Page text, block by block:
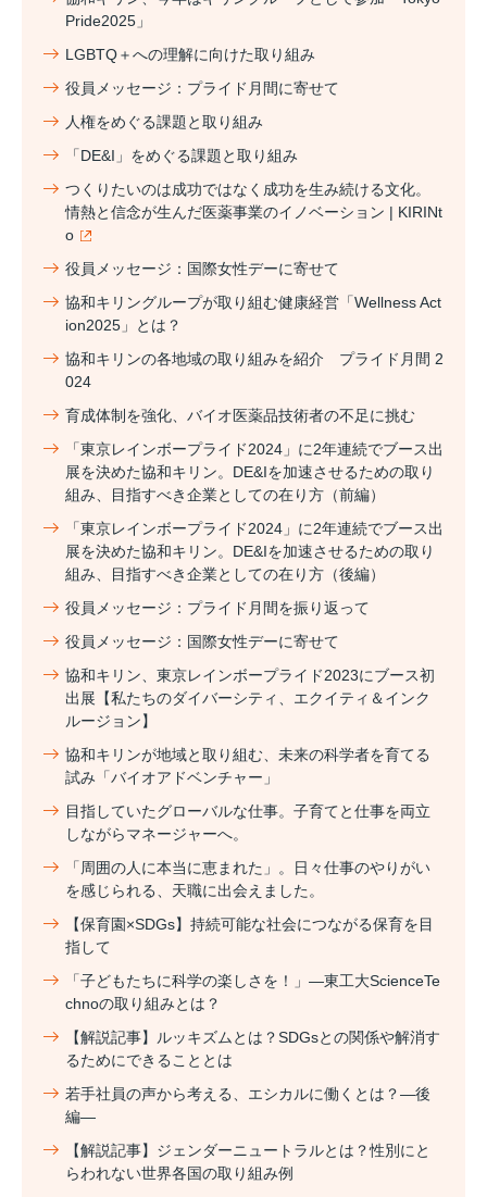
Pride2025」
LGBTQ＋への理解に向けた取り組み
役員メッセージ：プライド月間に寄せて
人権をめぐる課題と取り組み
「DE&I」をめぐる課題と取り組み
つくりたいのは成功ではなく成功を生み続ける文化。
情熱と信念が生んだ医薬事業のイノベーション | KIRINt
o
役員メッセージ：国際女性デーに寄せて
協和キリングループが取り組む健康経営「Wellness Act
ion2025」とは？
協和キリンの各地域の取り組みを紹介 プライド月間 2
024
育成体制を強化、バイオ医薬品技術者の不足に挑む
「東京レインボープライド2024」に2年連続でブース出
展を決めた協和キリン。DE&Iを加速させるための取り
組み、目指すべき企業としての在り方（前編）
「東京レインボープライド2024」に2年連続でブース出
展を決めた協和キリン。DE&Iを加速させるための取り
組み、目指すべき企業としての在り方（後編）
役員メッセージ：プライド月間を振り返って
役員メッセージ：国際女性デーに寄せて
協和キリン、東京レインボープライド2023にブース初
出展【私たちのダイバーシティ、エクイティ＆インク
ルージョン】
協和キリンが地域と取り組む、未来の科学者を育てる
試み「バイオアドベンチャー」
目指していたグローバルな仕事。子育てと仕事を両立
しながらマネージャーへ。
「周囲の人に本当に恵まれた」。日々仕事のやりがい
を感じられる、天職に出会えました。
【保育園×SDGs】持続可能な社会につながる保育を目
指して
「子どもたちに科学の楽しさを！」―東工大ScienceTe
chnoの取り組みとは？
【解説記事】ルッキズムとは？SDGsとの関係や解消す
るためにできることとは
若手社員の声から考える、エシカルに働くとは？―後
編―
【解説記事】ジェンダーニュートラルとは？性別にと
らわれない世界各国の取り組み例